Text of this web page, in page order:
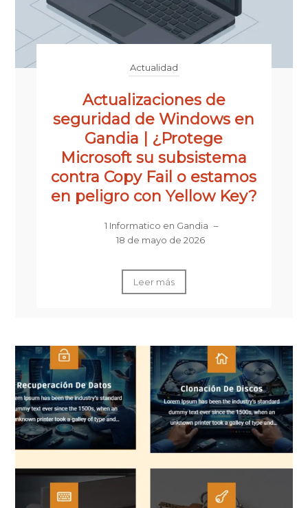
Actualidad
Actualizaciones de
seguridad de Windows en
Gandia | ¿Protege
Microsoft su subsistema
contra Copy Fail o estamos
en peligro con Yellow Key?
1 Informatico en Gandia –
18 de mayo de 2026
Leer más